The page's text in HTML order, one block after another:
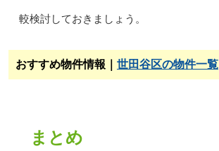
較検討しておきましょう。
おすすめ物件情報｜ 世田谷区の物件一覧
まとめ